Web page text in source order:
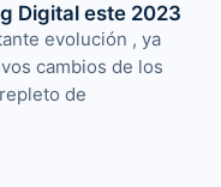
Digital este 2023
evolución , ya
cambios de los
de